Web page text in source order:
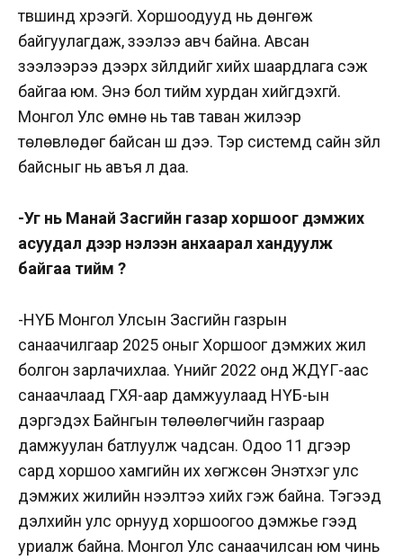
түвшинд хүрээгүй. Хоршоодууд нь дөнгөж
байгуулагдаж, зээлээ авч байна. Авсан
зээлээрээ дээрх зүйлүүдийг хийх шаардлага үүсэж
байгаа юм. Энэ бол тийм хурдан хийгдэхгүй.
Монгол Улс өмнө нь тав таван жилээр
төлөвлөдөг байсан шүү дээ. Тэр системд сайн зүйл
байсныг нь авъя л даа.
-Уг нь Манай Засгийн газар хоршоог дэмжих
асуудал дээр нэлээн анхаарал хандуулж
байгаа тийм үү?
-НҮБ Монгол Улсын Засгийн газрын
санаачилгаар 2025 оныг Хоршоог дэмжих жил
болгон зарлачихлаа. Үүнийг 2022 онд ЖДҮГ-аас
санаачлаад ГХЯ-аар дамжуулаад НҮБ-ын
дэргэдэх Байнгын төлөөлөгчийн газраар
дамжуулан батлуулж чадсан. Одоо 11 дүгээр
сард хоршоо хамгийн их хөгжсөн Энэтхэг улс
дэмжих жилийн нээлтээ хийх гэж байна. Тэгээд
дэлхийн улс орнууд хоршоогоо дэмжье гээд
уриалж байна. Монгол Улс санаачилсан юм чинь